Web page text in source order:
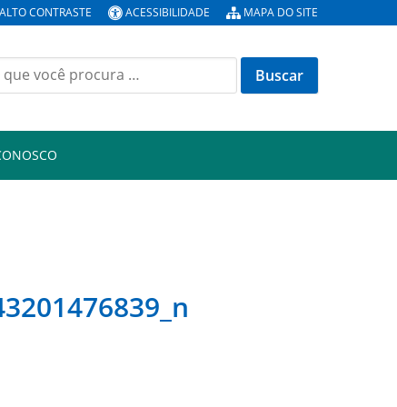
ALTO CONTRASTE ACESSIBILIDADE MAPA DO SITE